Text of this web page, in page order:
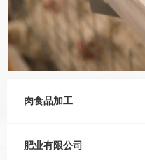
肉食品加工
肥业有限公司